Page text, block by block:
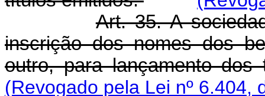
Art. 35. A
inscrição dos nomes dos
outro, para lançamento
(Revogado pela Lei nº 6.404,